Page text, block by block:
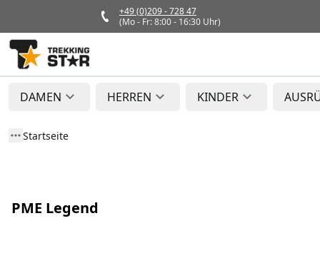
+49 (0)209 - 728 47
(Mo - Fr: 8:00 - 16:30 Uhr)
DAMEN HERREN KINDER
Startseite
PME Legend